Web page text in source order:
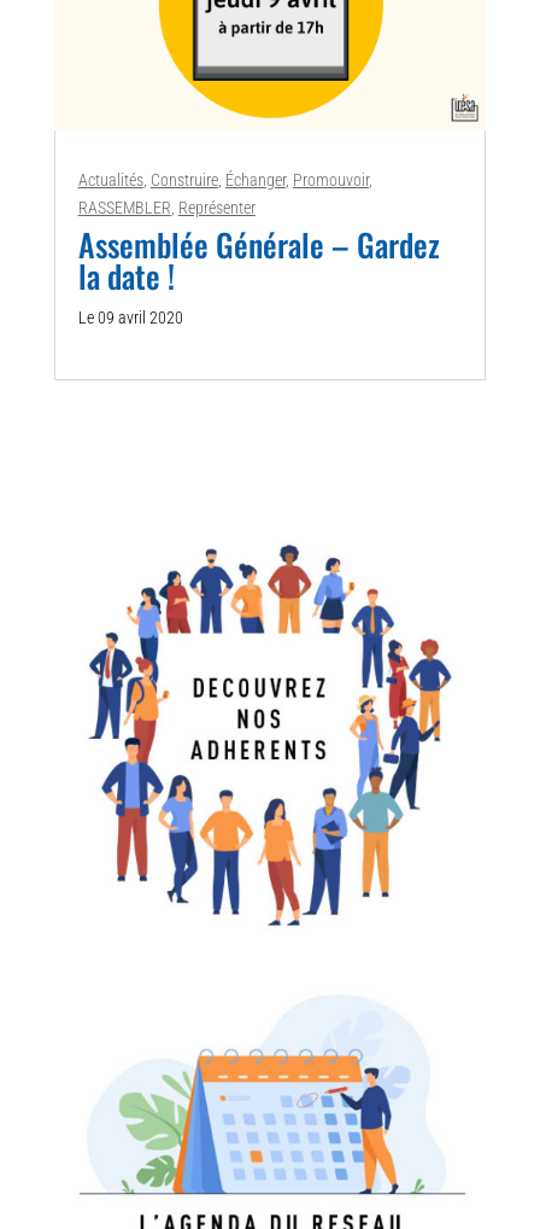
Actualités, Construire, Échanger, Promouvoir,
RASSEMBLER Représenter
Assemblée Générale – Gardez
la date !
Le 09 avril 2020